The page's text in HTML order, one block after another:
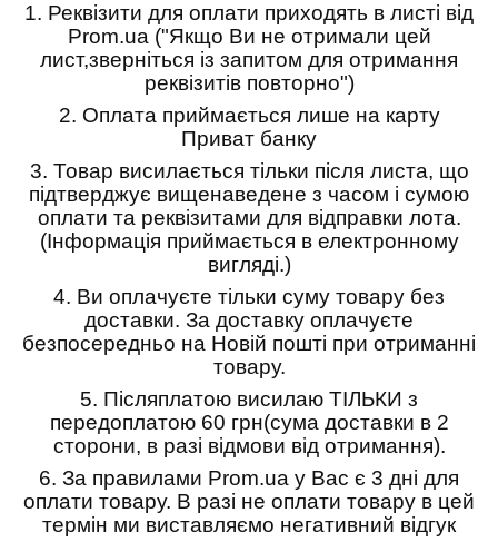
1. Реквізити для оплати приходять в листі від
Prom.ua ("Якщо Ви не отримали цей
лист,зверніться із запитом для отримання
реквізитів повторно")
2. Оплата приймається лише на карту
Приват банку
3. Товар висилається тільки після листа, що
підтверджує вищенаведене з часом і сумою
оплати та реквізитами для відправки лота.
(Інформація приймається в електронному
вигляді.)
4. Ви оплачуєте тільки суму товару без
доставки. За доставку оплачуєте
безпосередньо на Новій пошті при отриманні
товару.
5. Післяплатою висилаю ТІЛЬКИ з
передоплатою 60 грн(сума доставки в 2
сторони, в разі відмови від отримання).
6. За правилами Prom.ua у Вас є 3 дні для
оплати товару. В разі не оплати товару в цей
термін ми виставляємо негативний відгук